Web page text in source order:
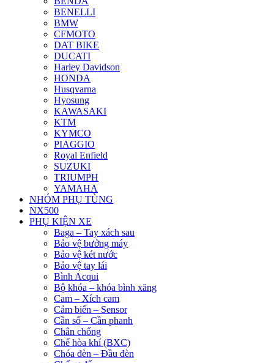
BENELLI
BMW
CFMOTO
DAT BIKE
DUCATI
Harley Davidson
HONDA
Husqvarna
Hyosung
KAWASAKI
KTM
KYMCO
PIAGGIO
Royal Enfield
SUZUKI
TRIUMPH
YAMAHA
NHÓM PHỤ TÙNG
NX500
PHỤ KIỆN XE
Baga – Tay xách sau
Bảo vệ bưởng máy
Bảo vệ két nước
Bảo vệ tay lái
Bình Acqui
Bộ khóa – khóa bình xăng
Cam – Xích cam
Cảm biến – Sensor
Cần số – Cần phanh
Chân chống
Chế hòa khí (BXC)
Chóa đèn – Đầu đèn